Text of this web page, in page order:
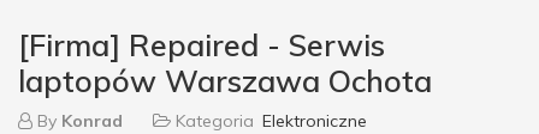
[Firma] Repaired - Serwis
laptopów Warszawa Ochota
By Konrad Kategoria Elektroniczne